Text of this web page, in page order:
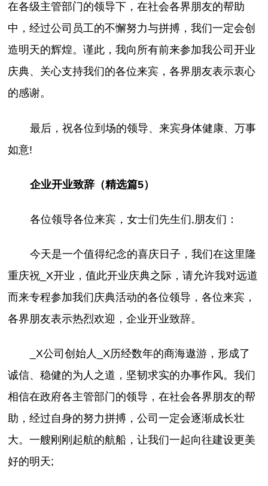
在各级主管部门的领导下，在社会各界朋友的帮助
中，经过公司员工的不懈努力与拼搏，我们一定会创
造明天的辉煌。谨此，我向所有前来参加我公司开业
庆典、关心支持我们的各位来宾，各界朋友表示衷心
的感谢。
最后，祝各位到场的领导、来宾身体健康、万事
如意!
企业开业致辞（精选篇5）
各位领导各位来宾，女士们先生们,朋友们：
今天是一个值得纪念的喜庆日子，我们在这里隆
重庆祝_X开业，值此开业庆典之际，请允许我对远道
而来专程参加我们庆典活动的各位领导，各位来宾，
各界朋友表示热烈欢迎，企业开业致辞。
_X公司创始人_X历经数年的商海遨游，形成了
诚信、稳健的为人之道，坚韧求实的办事作风。我们
相信在政府各主管部门的领导，在社会各界朋友的帮
助，经过自身的努力拼搏，公司一定会逐渐成长壮
大。一艘刚刚起航的航船，让我们一起向往建设更美
好的明天;